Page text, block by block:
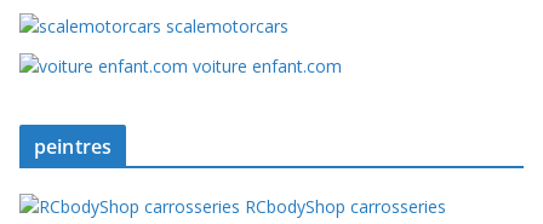
scalemotorcars
voiture enfant.com
peintres
RCbodyShop carrosseries